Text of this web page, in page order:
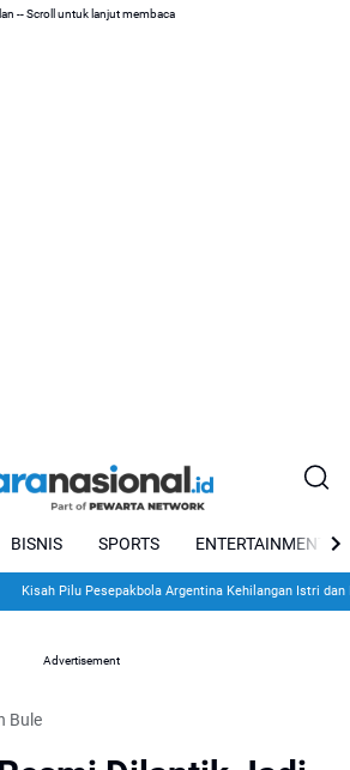
-- Scroll untuk lanjut membaca
BISNIS SPORTS ENTERTAINMENT
Pilu Pesepakbola Argentina Kehilangan Istri dan Dua
Advertisement
Bule